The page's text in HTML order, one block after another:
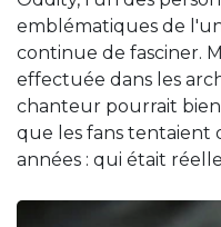
emblématiques de
continue de fasciner.
effectuée dans les
chanteur pourrait
que les fans tentaient
années : qui était